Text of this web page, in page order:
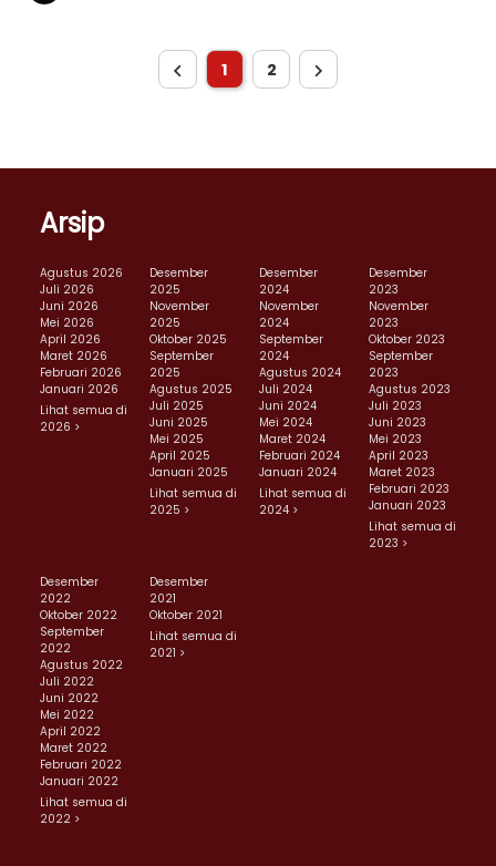
1 2
Arsip
Agustus 2026
Juli 2026
Juni 2026
Mei 2026
April 2026
Maret 2026
Februari 2026
Januari 2026
Lihat semua di
2026 >
Desember
2025
November
2025
Oktober 2025
September
2025
Agustus 2025
Juli 2025
Juni 2025
Mei 2025
April 2025
Januari 2025
Lihat semua di
2025 >
Desember
2024
November
2024
September
2024
Agustus 2024
Juli 2024
Juni 2024
Mei 2024
Maret 2024
Februari 2024
Januari 2024
Lihat semua di
2024 >
Desember
2023
November
2023
Oktober 2023
September
2023
Agustus 2023
Juli 2023
Juni 2023
Mei 2023
April 2023
Maret 2023
Februari 2023
Januari 2023
Lihat semua di
2023 >
Desember
2022
Oktober 2022
September
2022
Agustus 2022
Juli 2022
Juni 2022
Mei 2022
April 2022
Maret 2022
Februari 2022
Januari 2022
Lihat semua di
2022 >
Desember
2021
Oktober 2021
Lihat semua di
2021 >